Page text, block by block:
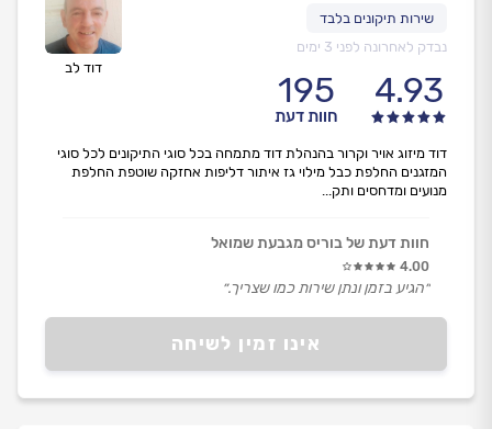
דוד לב
נבדק לאחרונה לפני 3 ימים
4.93
195
חוות דעת
אינו זמין לשיחה
דוד מיזוג אויר וקרור בהנהלת דוד מתמחה בכל סוגי התיקונים לכל סוגי
המזגנים החלפת כבל מילוי גז איתור דליפות אחזקה שוטפת החלפת
מנועים ומדחסים ותק...
חוות דעת של בוריס מגבעת שמואל
4.00
״הגיע בזמן ונתן שירות כמו שצריך.״